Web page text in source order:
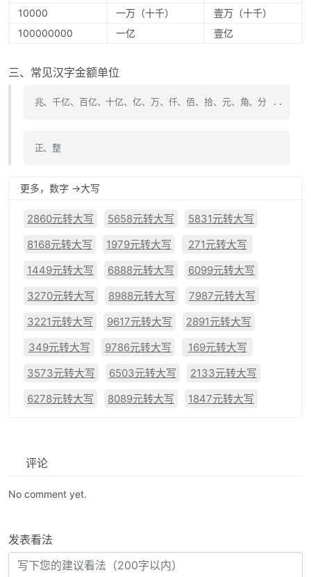
10000
一万（十千）
壹万（十千）
100000000
一亿 壹亿
三、常见汉字金额单位
兆、千亿、百亿、十亿、亿、万、仟、佰、拾、元、角、分 ..
正、整
更多，数字 ->大写
2860元转大写 5658元转大写
5831元转大写
8168元转大写
1979元转大写
271元转大写
1449元转大写
6888元转大写
6099元转大写
3270元转大写
8988元转大写
7987元转大写
3221元转大写
9617元转大写
2891元转大写
349元转大写
9786元转大写
169元转大写
3573元转大写
6503元转大写
2133元转大写
6278元转大写
8089元转大写 1847元转大写
评论
No comment yet.
发表看法